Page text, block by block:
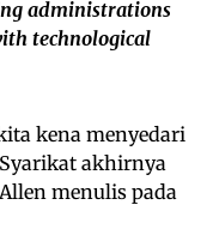
administrations
technological
kena menyedari
akhirnya
menulis pada